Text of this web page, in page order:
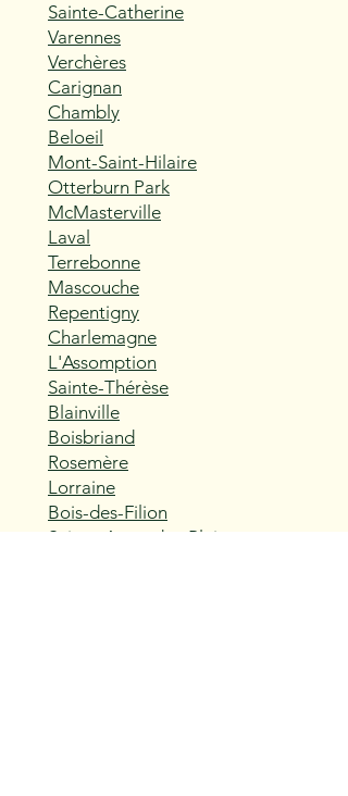
Sainte-Catherine
Varennes
Verchères
Carignan
Chambly
Beloeil
Mont-Saint-Hilaire
Otterburn Park
McMasterville
Laval
Terrebonne
Mascouche
Repentigny
Charlemagne
L'Assomption
Sainte-Thérèse
Blainville
Boisbriand
Rosemère
Lorraine
Bois-des-Filion
Sainte-Anne-des-Plaines